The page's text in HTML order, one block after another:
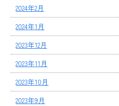
2024年2月
2024年1月
2023年12月
2023年11月
2023年10月
2023年9月